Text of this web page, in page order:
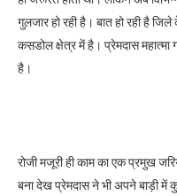
गुलजार हो रही है। बात हो रही है
कसडोल क्षेत्र में है। प्रेमदास महात्मा
है।
रोजी मजूरी ही काम का एक प्रमुख
बना देख प्रेमदास ने भी अपने बाड़ी में